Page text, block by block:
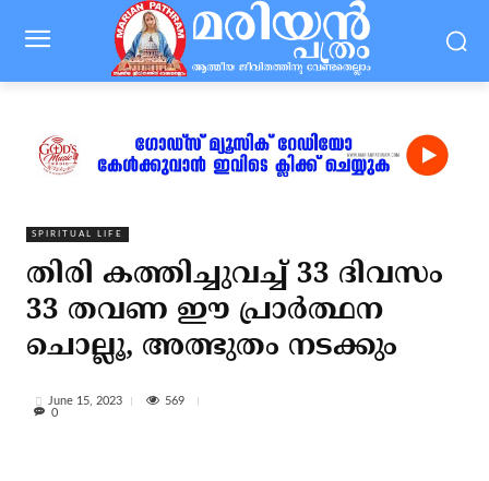
SPIRITUAL LIFE
തിരി കത്തിച്ചുവച്ച് 33 ദിവസം
33 തവണ ഈ പ്രാര്‍ത്ഥന
ചൊല്ലൂ, അത്ഭുതം നടക്കും
June 15, 2023
569
0